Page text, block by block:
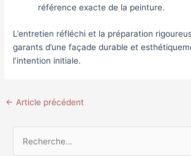
référence exacte de la peinture.
L’entretien réfléchi et la préparation
garants d’une façade durable et
l’intention initiale.
← Article précédent